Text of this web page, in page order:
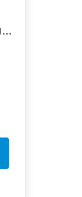
Servimos Hambúrguer em eventos